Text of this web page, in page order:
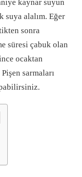
kaynar suyun
suya alalım. Eğer
sonra
süresi çabuk olan
ocaktan
sarmaları